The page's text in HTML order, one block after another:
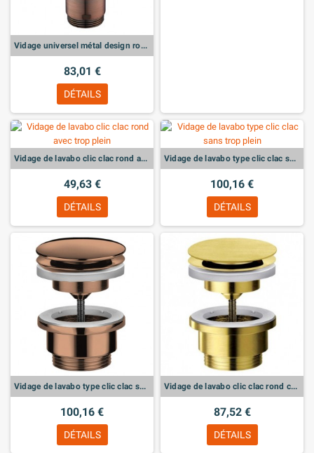
Vidage universel métal design rond auburn
83,01 €
DÉTAILS
Vidage de lavabo clic clac rond avec trop plein
49,63 €
DÉTAILS
Vidage de lavabo type clic clac sans trop plein
100,16 €
DÉTAILS
Vidage de lavabo type clic clac sans trop plein
100,16 €
DÉTAILS
Vidage de lavabo clic clac rond cox or brossé
87,52 €
DÉTAILS